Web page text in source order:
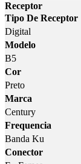
Receptor
Tipo De Receptor
Digital
Modelo
B5
Cor
Preto
Marca
Century
Frequencia
Banda Ku
Conector